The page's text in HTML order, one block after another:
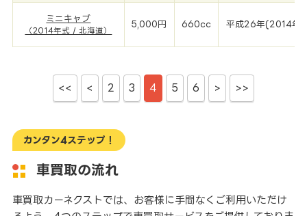
ミニキャブ
（2014年式 / 北海道）
5,000円 660cc 平成26年(2014年)
<< < 2 3 4 5 6 > >>
カンタン4ステップ！
車買取の流れ
車買取カーネクストでは、お客様に手間なくご利用いただけ